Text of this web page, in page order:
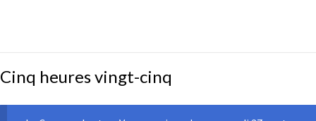
Cinq
heures
Cinq heures vingt-cinq